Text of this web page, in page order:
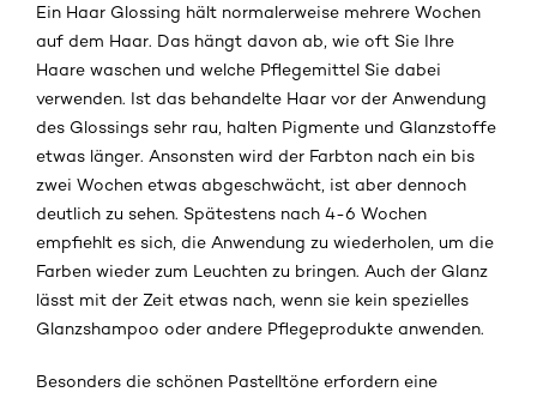
Ein Haar Glossing hält normalerweise mehrere Wochen
auf dem Haar. Das hängt davon ab, wie oft Sie Ihre
Haare waschen und welche Pflegemittel Sie dabei
verwenden. Ist das behandelte Haar vor der Anwendung
des Glossings sehr rau, halten Pigmente und Glanzstoffe
etwas länger. Ansonsten wird der Farbton nach ein bis
zwei Wochen etwas abgeschwächt, ist aber dennoch
deutlich zu sehen. Spätestens nach 4-6 Wochen
empfiehlt es sich, die Anwendung zu wiederholen, um die
Farben wieder zum Leuchten zu bringen. Auch der Glanz
lässt mit der Zeit etwas nach, wenn sie kein spezielles
Glanzshampoo oder andere Pflegeprodukte anwenden.
Besonders die schönen Pastelltöne erfordern eine